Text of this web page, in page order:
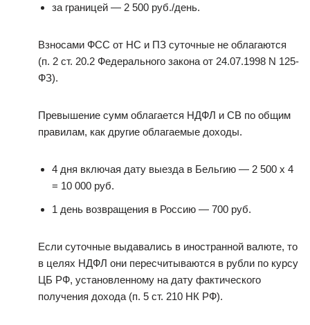
за границей — 2 500 руб./день.
Взносами ФСС от НС и ПЗ суточные не облагаются
(п. 2 ст. 20.2 Федерального закона от 24.07.1998 N 125-
ФЗ).
Превышение сумм облагается НДФЛ и СВ по общим
правилам, как другие облагаемые доходы.
4 дня включая дату выезда в Бельгию — 2 500 х 4
= 10 000 руб.
1 день возвращения в Россию — 700 руб.
Если суточные выдавались в иностранной валюте, то
в целях НДФЛ они пересчитываются в рубли по курсу
ЦБ РФ, установленному на дату фактического
получения дохода (п. 5 ст. 210 НК РФ).